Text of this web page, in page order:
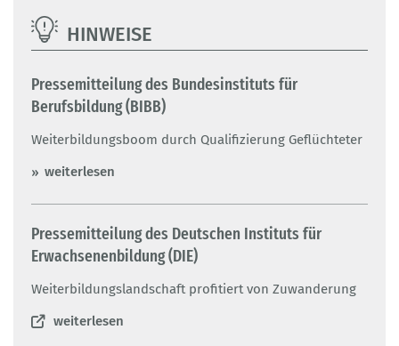
HINWEISE
Pressemitteilung des Bundesinstituts für
Berufsbildung (BIBB)
Weiterbildungsboom durch Qualifizierung Geflüchteter
weiterlesen
Pressemitteilung des Deutschen Instituts für
Erwachsenenbildung (DIE)
Weiterbildungslandschaft profitiert von Zuwanderung
weiterlesen